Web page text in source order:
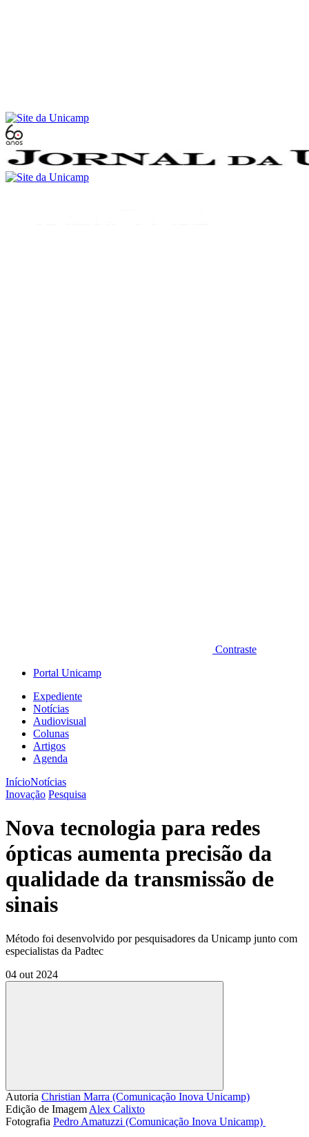
Contraste
Portal Unicamp
Expediente
Notícias
Audiovisual
Colunas
Artigos
Agenda
InícioNotícias
Inovação Pesquisa
Nova tecnologia para redes
ópticas aumenta precisão da
qualidade da transmissão de
sinais
Método foi desenvolvido por pesquisadores da Unicamp junto com
especialistas da Padtec
04 out 2024
Compartilhar
Autoria Christian Marra (Comunicação Inova Unicamp)
Edição de Imagem Alex Calixto
Fotografia Pedro Amatuzzi (Comunicação Inova Unicamp)